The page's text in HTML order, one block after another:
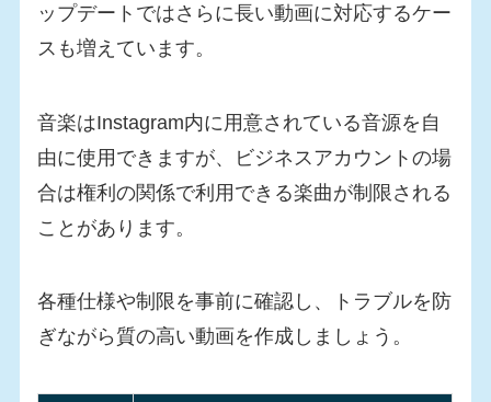
ップデートではさらに長い動画に対応するケー
スも増えています。
音楽はInstagram内に用意されている音源を自
由に使用できますが、ビジネスアカウントの場
合は権利の関係で利用できる楽曲が制限される
ことがあります。
各種仕様や制限を事前に確認し、トラブルを防
ぎながら質の高い動画を作成しましょう。